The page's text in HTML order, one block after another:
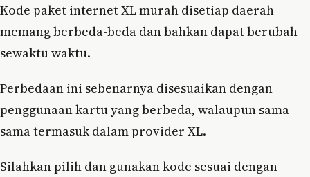
Kode paket internet XL murah disetiap daerah
memang berbeda-beda dan bahkan dapat berubah
sewaktu waktu.
Perbedaan ini sebenarnya disesuaikan dengan
penggunaan kartu yang berbeda, walaupun sama-
sama termasuk dalam provider XL.
Silahkan pilih dan gunakan kode sesuai dengan